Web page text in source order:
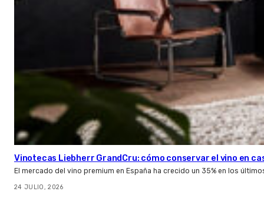
Vinotecas Liebherr GrandCru: cómo conservar el vino en
El mercado del vino premium en España ha crecido un 35% en los
24 JULIO, 2026